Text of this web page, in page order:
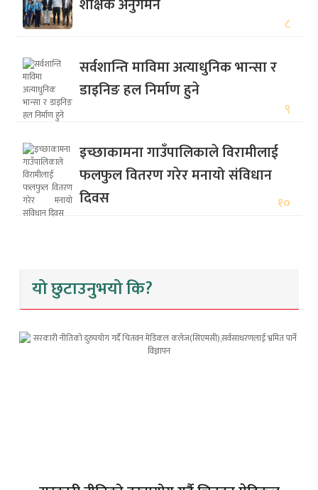
शैक्षिक अनुगमन
८
सर्वशान्ति माविमा अत्याधुनिक भान्सा र
डाइनिङ हल निर्माण हुने
९
इच्छाकामना गाउँपालिकाले विरामीलाई
फलफुल वितरण गरेर मनायो संविधान
दिवस
१०
यो छुटाउनुभयो कि?